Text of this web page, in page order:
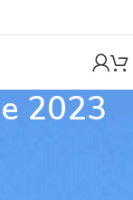
2023